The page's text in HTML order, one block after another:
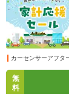
カーセンサーアフタ
無
料